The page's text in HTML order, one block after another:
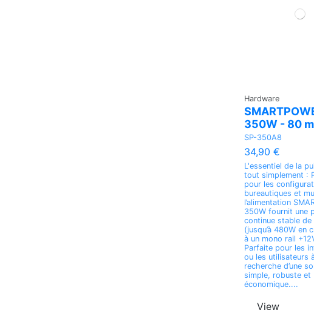
Hardware
350W - 80
SP-350A8
34,90 €
L'essentiel de la
tout simplement :
pour les
bureautiques et
l’alimentation
350W fournit une
continue stable de
(jusqu’à 480W en
à un mono rail
Parfaite pour les
ou les utilisateurs
recherche d’une
simple, robuste et
économique....
View